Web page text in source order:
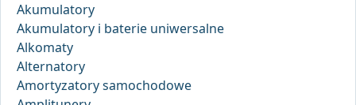
Akumulatory
Akumulatory i baterie uniwersalne
Alkomaty
Alternatory
Amortyzatory samochodowe